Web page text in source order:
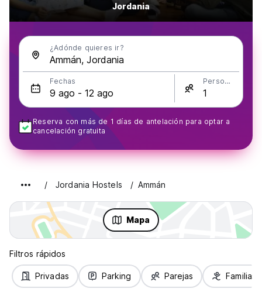
Jordania
¿Adónde quieres ir?
Fechas Personas
Reserva con más de 1 días de antelación para optar a
cancelación gratuita
Jordania Hostels Ammán
Mapa
Filtros rápidos
Privadas Parking Parejas Familias